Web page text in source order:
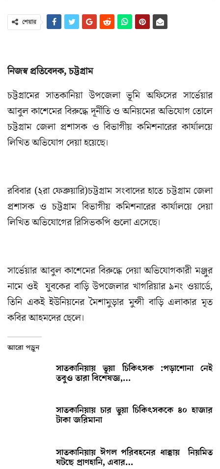
শেয়ার
নিজস্ব প্রতিবেদক, চট্টগ্রাম
চট্টগ্রামের সাতকানিয়া উপজেলা ভূমি অফিসের সার্ভেয়ার
আবুল কাশেমের বিরুদ্ধে দূর্নীতি ও অনিয়মের অভিযোগ তোলে
চট্টগ্রাম জেলা প্রশাসক ও বিভাগীয় কমিশনারের কার্যালয়ে
লিখিত অভিযোগ দেয়া হয়েছে।
রবিবার (২রা ফেব্রুয়ারি)চট্টগ্রাম সংবাদের হাতে চট্টগ্রাম জেলা
প্রশাসক ও চট্টগ্রাম বিভাগীয় কমিশনারের কার্যালয়ে দেয়া
লিখিত অভিযোগের রিসিভকপি গুলো এসেছে।
সার্ভেয়ার আবুল কাশেমের বিরুদ্ধে দেয়া অভিযোগকারী মঞ্জুর
নামে ওই যুবকের বাড়ি উপজেলার খাগরিয়ার ৯নং ওয়ার্ডে,
তিনি একই ইউনিয়নের মৈশামুড়ার মুন্সী বাড়ি এলাকার মৃত
কবির আহমদের ছেলে।
আরো পড়ুন
সাতকানিয়ায় ভূয়া চিকিৎসক :পড়াশোনা নেই
তবুও তারা বিশেষজ্ঞ,…
সাতকানিয়ায় চার ভুয়া চিকিৎসককে ৪০ হাজার
টাকা জরিমানা
সাতকানিয়ায় ঈগল পরিবহনের ধাক্কায় নিয়মিত
ঘটছে প্রাণহানি, এবার…